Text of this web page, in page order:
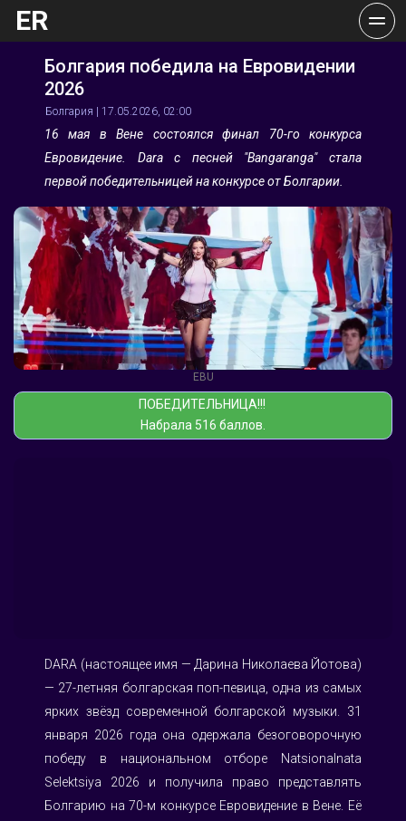
ER
Болгария победила на Евровидении
2026
Болгария | 17.05.2026, 02:00
16 мая в Вене состоялся финал 70-го конкурса
Евровидение. Dara с песней "Bangaranga" стала
первой победительницей на конкурсе от Болгарии.
EBU
ПОБЕДИТЕЛЬНИЦА!!!
Набрала 516 баллов.
DARA (настоящее имя — Дарина Николаева Йотова)
— 27-летняя болгарская поп-певица, одна из самых
ярких звёзд современной болгарской музыки. 31
января 2026 года она одержала безоговорочную
победу в национальном отборе Natsionalnata
Selektsiya 2026 и получила право представлять
Болгарию на 70-м конкурсе Евровидение в Вене. Её